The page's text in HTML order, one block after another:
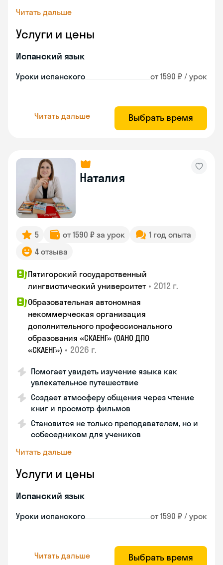
Читать дальше
Услуги и цены
Испанский язык
Уроки испанского от 1590 ₽ / урок
Читать дальше Выбрать время
Наталия
5 от 1590 ₽ за урок
1 год опыта
4 отзыва
Пятигорский государственный
лингвистический университет • 2012 г.
Образовательная автономная
некоммерческая организация
дополнительного профессионального
образования «СКАЕНГ» (ОАНО ДПО
«СКАЕНГ») • 2026 г.
Помогает увидеть изучение языка как
увлекательное путешествие
Создает атмосферу общения через чтение
книг и просмотр фильмов
Становится не только преподавателем, но и
собеседником для учеников
Читать дальше
Услуги и цены
Испанский язык
Уроки испанского от 1590 ₽ / урок
Читать дальше Выбрать время